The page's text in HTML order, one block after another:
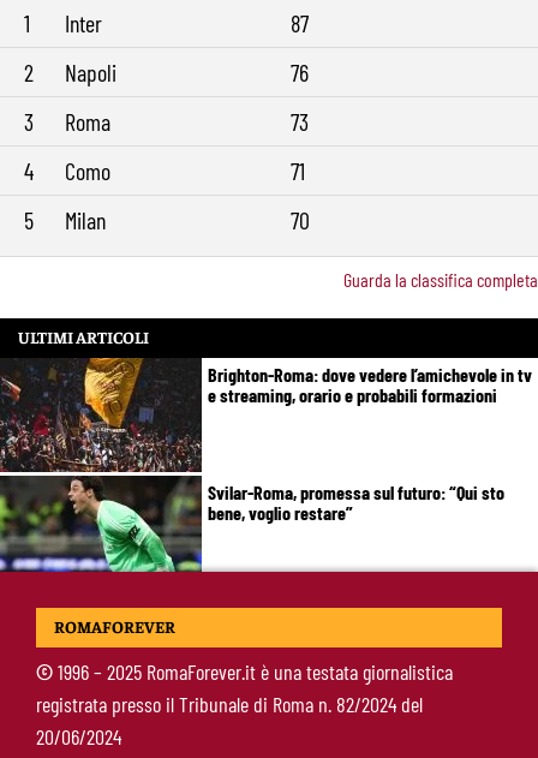
1 Inter
87
2
Napoli
76
3
Roma
73
4
Como
71
5
Milan 70
Guarda la classifica completa
ULTIMI ARTICOLI
Brighton-Roma: dove vedere l’amichevole in tv
e streaming, orario e probabili formazioni
Svilar-Roma, promessa sul futuro: “Qui sto
bene, voglio restare”
Castro-Roma, messaggio Scudetto: “Non sono
ROMAFOREVER
©1996 – 2025 RomaForever.it è una testata giornalistica
registrata presso il Tribunale di Roma n. 82/2024 del
20/06/2024